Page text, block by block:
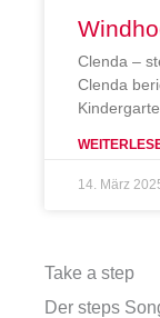
Clenda –
Clenda
14. März
Take a step
Der steps